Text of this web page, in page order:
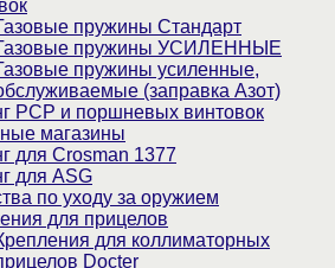
пружины Стандарт
пружины УСИЛЕННЫЕ
пружины усиленные,
(заправка Азот)
PCP и поршневых винтовок
магазины
для Crosman 1377
для ASG
по уходу за оружием
для прицелов
для коллиматорных
Docter